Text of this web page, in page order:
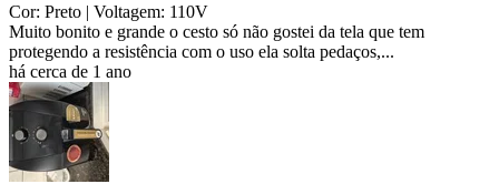
Cor: Preto | Voltagem: 110V
Muito bonito e grande o cesto só não gostei da tela que tem
protegendo a resistência com o uso ela solta pedaços,...
há cerca de 1 ano